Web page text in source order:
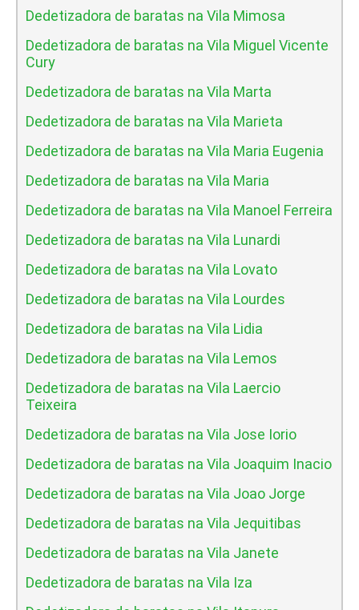
Dedetizadora de baratas na Vila Mimosa
Dedetizadora de baratas na Vila Miguel Vicente
Cury
Dedetizadora de baratas na Vila Marta
Dedetizadora de baratas na Vila Marieta
Dedetizadora de baratas na Vila Maria Eugenia
Dedetizadora de baratas na Vila Maria
Dedetizadora de baratas na Vila Manoel Ferreira
Dedetizadora de baratas na Vila Lunardi
Dedetizadora de baratas na Vila Lovato
Dedetizadora de baratas na Vila Lourdes
Dedetizadora de baratas na Vila Lidia
Dedetizadora de baratas na Vila Lemos
Dedetizadora de baratas na Vila Laercio
Teixeira
Dedetizadora de baratas na Vila Jose Iorio
Dedetizadora de baratas na Vila Joaquim Inacio
Dedetizadora de baratas na Vila Joao Jorge
Dedetizadora de baratas na Vila Jequitibas
Dedetizadora de baratas na Vila Janete
Dedetizadora de baratas na Vila Iza